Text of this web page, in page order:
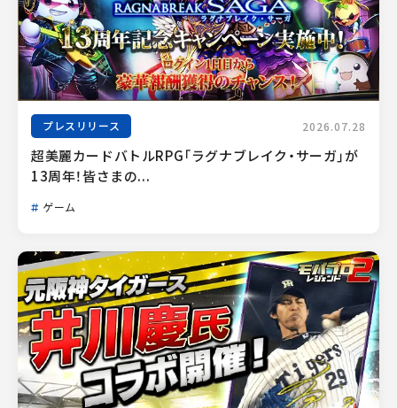
プレスリリース 2026.07.28
超美麗カードバトルRPG「ラグナブレイク・サーガ」が
13周年！皆さまの...
ゲーム